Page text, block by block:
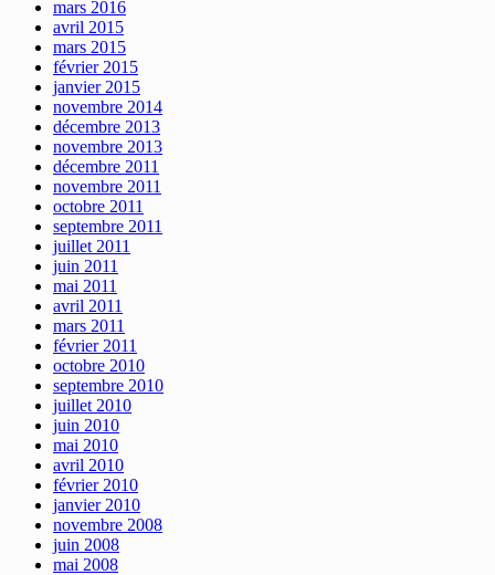
mars 2016
avril 2015
mars 2015
février 2015
janvier 2015
novembre 2014
décembre 2013
novembre 2013
décembre 2011
novembre 2011
octobre 2011
septembre 2011
juillet 2011
juin 2011
mai 2011
avril 2011
mars 2011
février 2011
octobre 2010
septembre 2010
juillet 2010
juin 2010
mai 2010
avril 2010
février 2010
janvier 2010
novembre 2008
juin 2008
mai 2008